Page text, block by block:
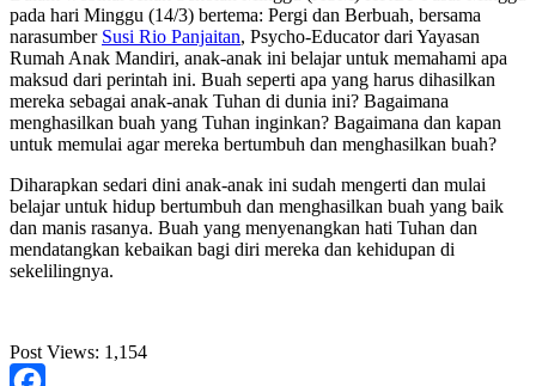
pada hari Minggu (14/3) bertema: Pergi dan Berbuah, bersama
narasumber Susi Rio Panjaitan, Psycho-Educator dari Yayasan
Rumah Anak Mandiri, anak-anak ini belajar untuk memahami apa
maksud dari perintah ini. Buah seperti apa yang harus dihasilkan
mereka sebagai anak-anak Tuhan di dunia ini? Bagaimana
menghasilkan buah yang Tuhan inginkan? Bagaimana dan kapan
untuk memulai agar mereka bertumbuh dan menghasilkan buah?
Diharapkan sedari dini anak-anak ini sudah mengerti dan mulai
belajar untuk hidup bertumbuh dan menghasilkan buah yang baik
dan manis rasanya. Buah yang menyenangkan hati Tuhan dan
mendatangkan kebaikan bagi diri mereka dan kehidupan di
sekelilingnya.
Post Views: 1,154